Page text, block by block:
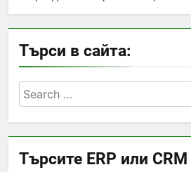
Търси в сайта:
Search
for:
Търсите ERP или